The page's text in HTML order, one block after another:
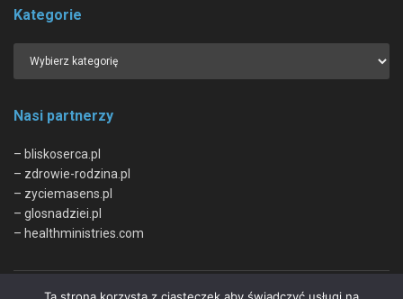
Kategorie
Nasi partnerzy
– bliskoserca.pl
– zdrowie-rodzina.pl
– zyciemasens.pl
– glosnadziei.pl
– healthministries.com